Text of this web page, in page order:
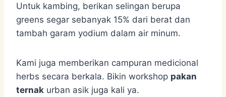
Untuk kambing, berikan selingan berupa
greens segar sebanyak 15% dari berat dan
tambah garam yodium dalam air minum.
Kami juga memberikan campuran medicional
herbs secara berkala. Bikin workshop pakan
ternak urban asik juga kali ya.